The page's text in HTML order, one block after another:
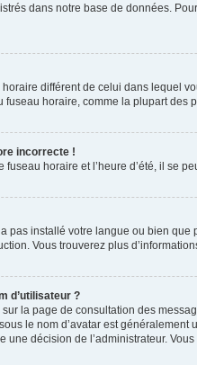
dans notre base de données.
différent de celui dans lequel
horaire, comme la plupart des
incorrecte !
horaire et l’heure d’été, il se
pas installé votre langue ou bien
Vous trouverez plus
d’utilisateur ?
la page de consultation des
le nom d’avatar est
une décision de l’administrateur.